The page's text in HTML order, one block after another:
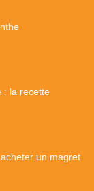
: la recette
un magret